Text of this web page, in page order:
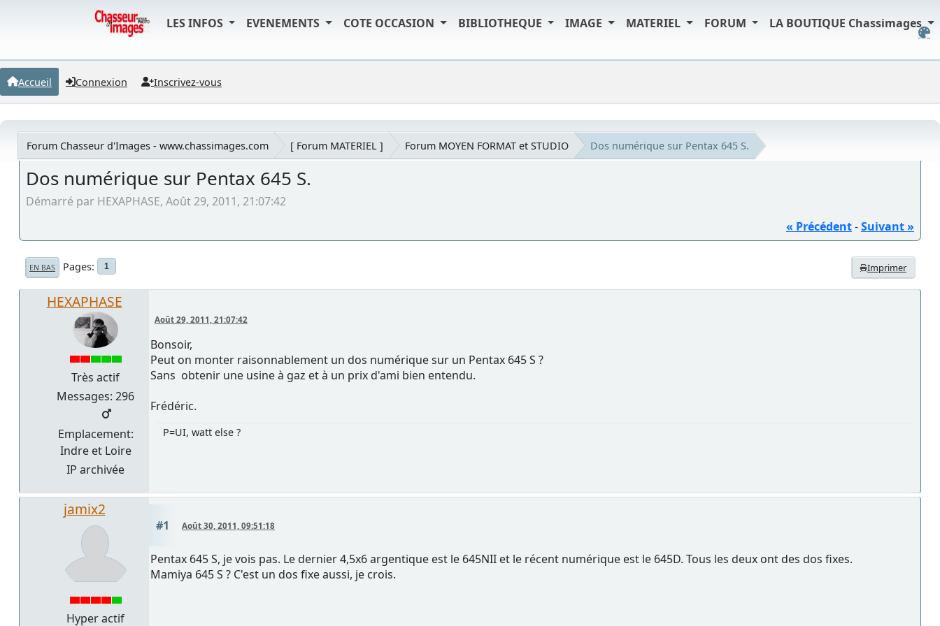
LES INFOS EVENEMENTS COTE OCCASION BIBLIOTHEQUE IMAGE MATERIEL FORUM LA BOUTIQUE Chassimages
Accueil Connexion Inscrivez-vous
Forum Chasseur d'Images - www.chassimages.com [ Forum MATERIEL ] Forum MOYEN FORMAT et STUDIO Dos numérique sur Pentax 645 S.
Dos numérique sur Pentax 645 S.
Démarré par HEXAPHASE, Août 29, 2011, 21:07:42
« Précédent-Suivant »
Imprimer
EN BAS Pages 1
HEXAPHASE
Très actif
Messages: 296
Emplacement:
Indre et Loire
IP archivée
Août 29, 2011, 21:07:42
Bonsoir,
Peut on monter raisonnablement un dos numérique sur un Pentax 645 S ?
Sans obtenir une usine à gaz et à un prix d'ami bien entendu.
Frédéric.
P=UI, watt else ?
jamix2
Hyper actif
#1 Août 30, 2011, 09:51:18
Pentax 645 S, je vois pas. Le dernier 4,5x6 argentique est le 645NII et le récent numérique est le 645D. Tous les deux ont des dos fixes.
Mamiya 645 S ? C'est un dos fixe aussi, je crois.